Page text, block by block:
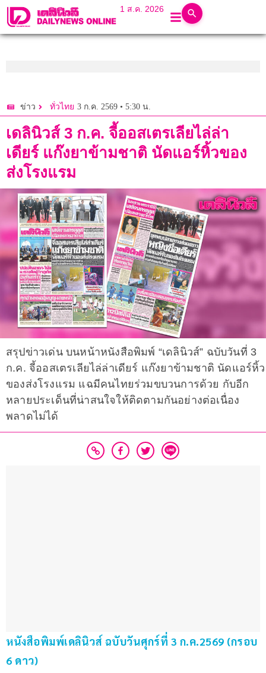
1 ส.ค. 2026
ข่าว ทั่วไทย 3 ก.ค. 2569 • 5:30 น.
เดลินิวส์ 3 ก.ค. จี้ออสเตรเลียไล่ล่า
เดียร์ แก๊งยาข้ามชาติ นัดแอร์หิ้วของ
ส่งโรงแรม
สรุปข่าวเด่น บนหน้าหนังสือพิมพ์ “เดลินิวส์” ฉบับวันที่ 3
ก.ค. จี้ออสเตรเลียไล่ล่าเดียร์ แก๊งยาข้ามชาติ นัดแอร์หิ้ว
ของส่งโรงแรม แฉมีคนไทยร่วมขบวนการด้วย กับอีก
หลายประเด็นที่น่าสนใจให้ติดตามกันอย่างต่อเนื่อง
พลาดไม่ได้
หนังสือพิมพ์เดลินิวส์ ฉบับวันศุกร์ที่ 3 ก.ค.2569 (กรอบ
6 ดาว)